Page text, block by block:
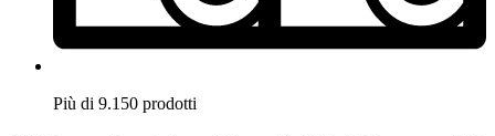
Più di 9.150 prodotti